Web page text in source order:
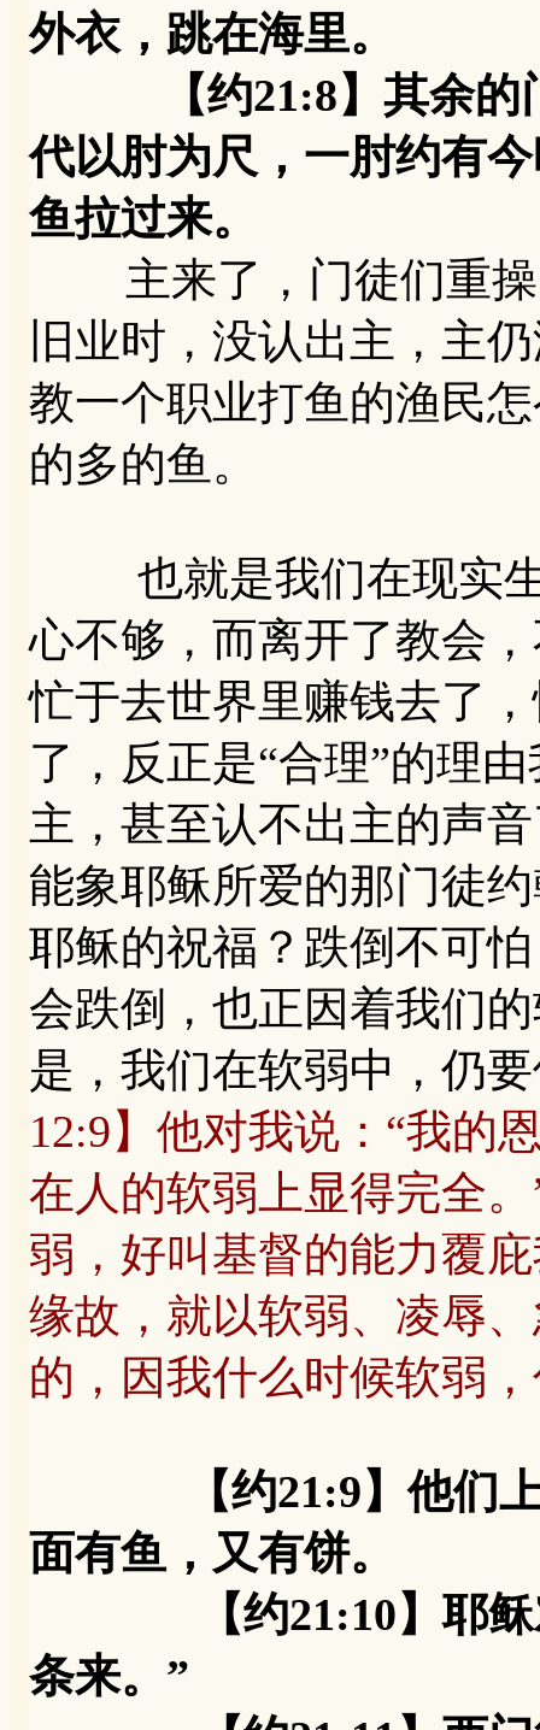
外衣，跳在海里。
【约21:8】其余的门
代以肘为尺，一肘约有
鱼拉过来。
主来了，门徒们重操
旧业时，没认出主，主
教一个职业打鱼的渔民
的多的鱼。
也就是我们在现实生
心不够，而离开了教会
忙于去世界里赚钱去了
了，反正是“合理”的理
主，甚至认不出主的声
能象耶稣所爱的那门徒
耶稣的祝福？跌倒不可
会跌倒，也正因着我们
是，我们在软弱中，仍
12:9】他对我说：“我的
在人的软弱上显得完全
弱，好叫基督的能力覆
缘故，就以软弱、凌辱
的，因我什么时候软弱
【约21:9】他们
面有鱼，又有饼。
【约21:10】耶稣对
条来。”